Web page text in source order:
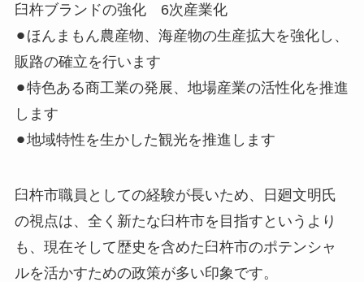
臼杵ブランドの強化 6次産業化
⚫︎ほんまもん農産物、海産物の生産拡大を強化し、
販路の確立を行います
⚫︎特色ある商工業の発展、地場産業の活性化を推進
します
⚫︎地域特性を生かした観光を推進します
臼杵市職員としての経験が長いため、日廻文明氏
の視点は、全く新たな臼杵市を目指すというより
も、現在そして歴史を含めた臼杵市のポテンシャ
ルを活かすための政策が多い印象です。